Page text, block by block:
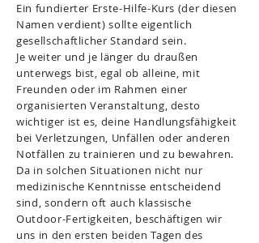
Ein fundierter Erste-Hilfe-Kurs (der diesen
Namen verdient) sollte eigentlich
gesellschaftlicher Standard sein.
Je weiter und je länger du draußen
unterwegs bist, egal ob alleine, mit
Freunden oder im Rahmen einer
organisierten Veranstaltung, desto
wichtiger ist es, deine Handlungsfähigkeit
bei Verletzungen, Unfällen oder anderen
Notfällen zu trainieren und zu bewahren.
Da in solchen Situationen nicht nur
medizinische Kenntnisse entscheidend
sind, sondern oft auch klassische
Outdoor-Fertigkeiten, beschäftigen wir
uns in den ersten beiden Tagen des